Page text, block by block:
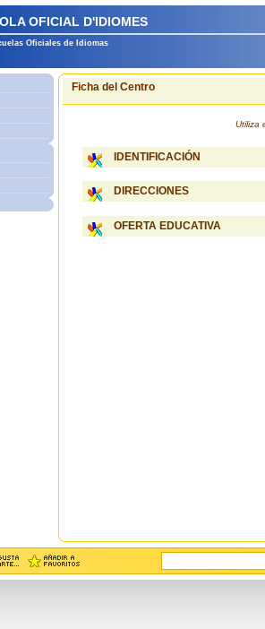
OFICIAL D'IDIOMES
Oficiales de Idiomas
Ficha del Centro
Utiliza
IDENTIFICACIÓN
DIRECCIONES
OFERTA EDUCATIVA